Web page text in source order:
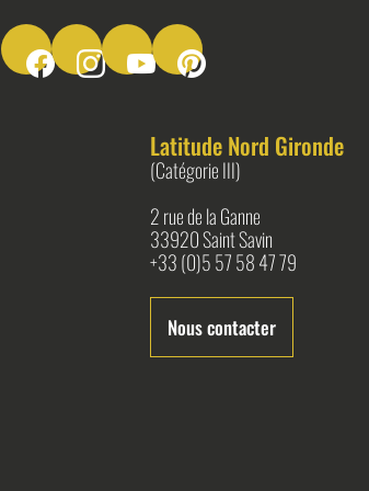
Suivez-nous sur Facebook
Suivez-nous sur Instagram
Suivez-nous sur Youtube
Suivez-nous sur
Latitude Nord Gironde
(Catégorie III)
2 rue de la Ganne
33920 Saint Savin
+33 (0)5 57 58 47 79
Nous contacter